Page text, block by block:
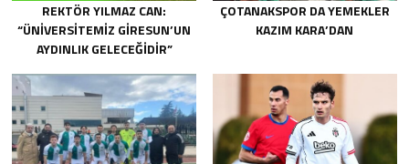
REKTÖR YILMAZ CAN:
“ÜNIVERSITEMIZ GIRESUN’UN
AYDINLIK GELECEĞIDIR”
ÇOTANAKSPOR DA YEMEKLER
KAZIM KARA’DAN